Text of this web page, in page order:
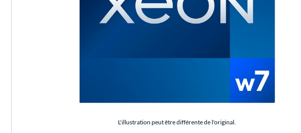
L'illustration peut être différente de l'original.